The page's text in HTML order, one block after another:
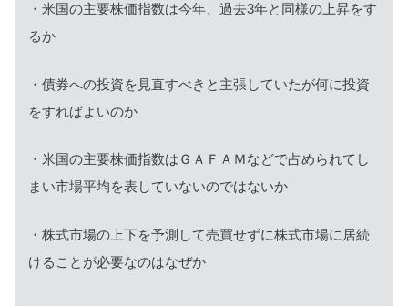
・米国の主要株価指数は今年、過去3年と同様の上昇をす
るか
・債券への投資を見直すべきと主張していたが何に投資
をすればよいのか
・米国の主要株価指数はＧＡＦＡＭなどで占められてし
まい市場平均を表していないのではないか
・株式市場の上下を予測して売買せずに株式市場に居続
けることが必要なのはなぜか